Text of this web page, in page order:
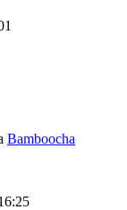
Bamboocha